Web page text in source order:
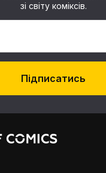
зі світу коміксів.
Підписатись